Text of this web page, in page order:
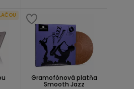
Gramofónová platňa
Smooth Jazz